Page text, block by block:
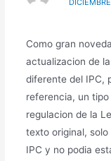
Como gran
actualizacion de
diferente del IPC,
referencia, un
regulacion de la
texto original,
IPC y no podia